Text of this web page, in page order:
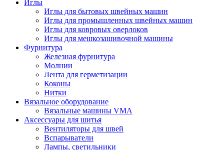
Иглы
Иглы для бытовых швейных машин
Иглы для промышленных швейных машин
Иглы для ковровых оверлоков
Иглы для мешкозашивочной машины
Фурнитура
Железная фурнитура
Молнии
Лента для герметизации
Коконы
Нитки
Вязальное оборудование
Вязальные машины VMA
Аксессуары для шитья
Вентиляторы для швей
Вспарыватели
Лампы, светильники